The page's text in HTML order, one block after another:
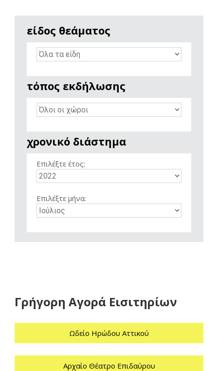
είδος θεάματος
τόπος εκδήλωσης
χρονικό διάστημα
Επιλέξτε έτος:
Επιλέξτε μήνα:
Γρήγορη Αγορά Εισιτηρίων
Ωδείο Ηρώδου Αττικού
Αρχαίο Θέατρο Επιδαύρου